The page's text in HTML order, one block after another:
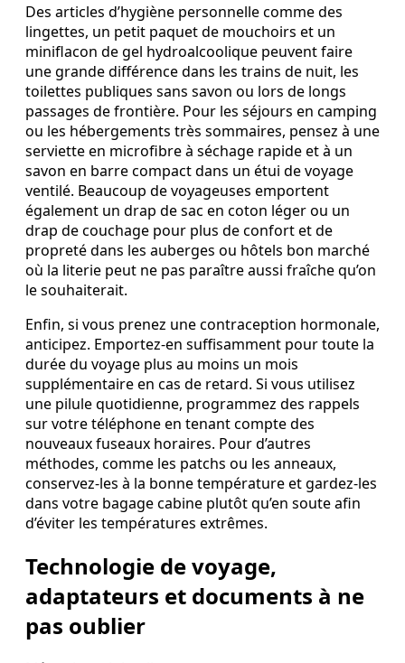
Des articles d’hygiène personnelle comme des
lingettes, un petit paquet de mouchoirs et un
miniflacon de gel hydroalcoolique peuvent faire
une grande différence dans les trains de nuit, les
toilettes publiques sans savon ou lors de longs
passages de frontière. Pour les séjours en camping
ou les hébergements très sommaires, pensez à une
serviette en microfibre à séchage rapide et à un
savon en barre compact dans un étui de voyage
ventilé. Beaucoup de voyageuses emportent
également un drap de sac en coton léger ou un
drap de couchage pour plus de confort et de
propreté dans les auberges ou hôtels bon marché
où la literie peut ne pas paraître aussi fraîche qu’on
le souhaiterait.
Enfin, si vous prenez une contraception hormonale,
anticipez. Emportez-en suffisamment pour toute la
durée du voyage plus au moins un mois
supplémentaire en cas de retard. Si vous utilisez
une pilule quotidienne, programmez des rappels
sur votre téléphone en tenant compte des
nouveaux fuseaux horaires. Pour d’autres
méthodes, comme les patchs ou les anneaux,
conservez-les à la bonne température et gardez-les
dans votre bagage cabine plutôt qu’en soute afin
d’éviter les températures extrêmes.
Technologie de voyage,
adaptateurs et documents à ne
pas oublier